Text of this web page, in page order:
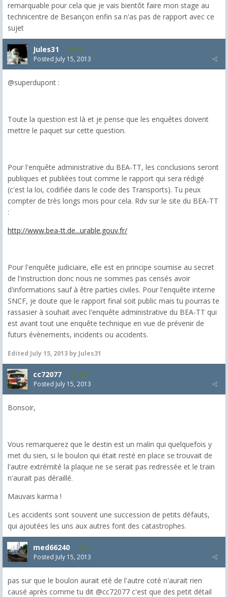
remarquable pour cela que je vais bientôt faire mon stage au
technicentre de Besançon enfin sa n'as pas de rapport avec ce
sujet
Jules31 44
Posted July 15, 2013
@superdupont :
Toute la question est là et je pense que les enquêtes doivent
mettre le paquet sur cette question.
Pour l'enquête administrative du BEA-TT, les conclusions seront
publiques et publiées tout comme le rapport qui sera rédigé
(c'est la loi, codifiée dans le code des Transports). Tu peux
compter de très longs mois pour cela. Rdv sur le site du BEA-TT
:
http://www.bea-tt.de...urable.gouv.fr/
Pour l'enquête judiciaire, elle est en principe soumise au secret
de l'instruction donc nous ne sommes pas censés avoir
d'informations sauf à être parties civiles. Pour l'enquête interne
SNCF, je doute que le rapport final soit public mais tu pourras te
rassasier à souhait avec l'enquête administrative du BEA-TT qui
est avant tout une enquête technique en vue de prévenir de
futurs évènements, incidents ou accidents.
Edited July 15, 2013 by Jules31
cc72077 425
Posted July 15, 2013
Bonsoir,
Vous remarquerez que le destin est un malin qui quelquefois y
met du sien, si le boulon qui était resté en place se trouvait de
l'autre extrémité la plaque ne se serait pas redressée et le train
n'aurait pas déraillé.
Mauvais karma !
Les accidents sont souvent une succession de petits défauts,
qui ajoutées les uns aux autres font des catastrophes.
med66240 1
Posted July 15, 2013
pas sur que le boulon aurait eté de l'autre coté n'aurait rien
causé après comme tu dit @cc72077 c'est que des petit détail